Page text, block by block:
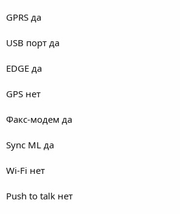
GPRS да
USB порт да
EDGE да
GPS нет
Факс-модем да
Sync ML да
Wi-Fi нет
Push to talk нет